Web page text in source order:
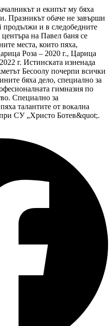
и екипът му бяха
Празникът обаче не завърши
продължи и в следобедните
на Павел баня се
места, които пяха,
Роза – 2020 г., Царица
г. Истинската изненада
Бесоолу почерпи всички
бяха дело, специално за
гимназия по
Специално за
талантите от вокална
СУ „Христо Ботев&quot;.